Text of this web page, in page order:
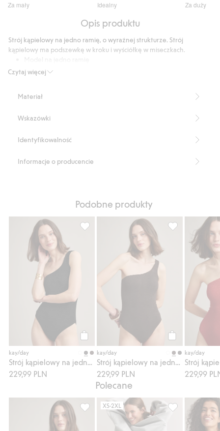
Za mały Idealny Za duży
na
34
głosów
Opis produktu
Czytaj więcej
Strój kąpielowy na jedno ramię, o wyraźnej strukturze. Strój
kąpielowy ma podszewkę w kroku i wyściółkę w miseczkach.
Wyściółka w kroku
Numer artykułu
Materiał
Wskazówki
Identyfikowalność
Informacje o producencie
Podobne produkty
Kup
kay/day
229,99 PLN
Strój kąpielowy na jedno ramię, Dodaj
Kup
kay/day
229,99 PLN
Strój
kay/day
229,99
Polecane
Majtki od bikini, figi z wywijanym
XS-2XL
Kolarki z